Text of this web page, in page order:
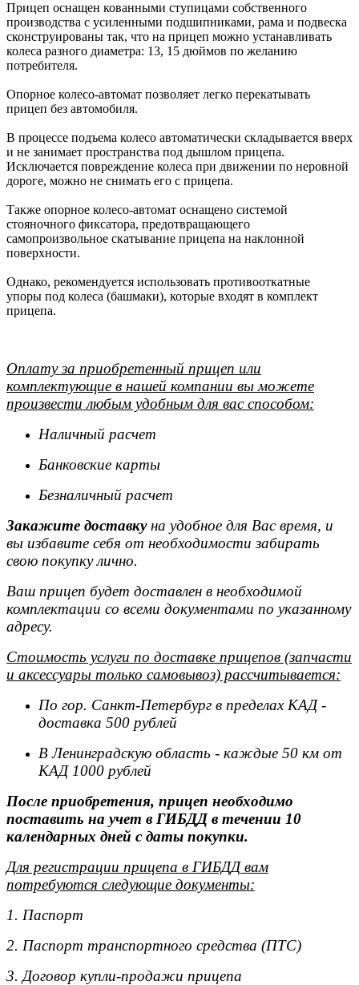
Прицеп оснащен кованными ступицами собственного
производства с усиленными подшипниками, рама и подвеска
сконструированы так, что на прицеп можно устанавливать
колеса разного диаметра: 13, 15 дюймов по желанию
потребителя.
Опорное колесо-автомат позволяет легко перекатывать
прицеп без автомобиля.
В процессе подъема колесо автоматически складывается вверх
и не занимает пространства под дышлом прицепа.
Исключается повреждение колеса при движении по неровной
дороге, можно не снимать его с прицепа.
Также опорное колесо-автомат оснащено системой
стояночного фиксатора, предотвращающего
самопроизвольное скатывание прицепа на наклонной
поверхности.
Однако, рекомендуется использовать противооткатные
упоры под колеса (башмаки), которые входят в комплект
прицепа.
Оплату за приобретенный прицеп или
комплектующие в нашей компании вы можете
произвести любым удобным для вас способом:
Наличный расчет
Банковские карты
Безналичный расчет
Закажите доставкуна удобное для Вас время, и
вы избавите себя от необходимости забирать
свою покупку лично.
Ваш прицеп будет доставлен в необходимой
комплектации со всеми документами по указанному
адресу.
Стоимость услуги по доставке прицепов (запчасти
и аксессуары только самовывоз) рассчитывается:
По гор. Санкт-Петербург в пределах КАД -
доставка 500 рублей
В Ленинградскую область - каждые 50 км от
КАД 1000 рублей
После приобретения, прицеп необходимо
поставить на учет в ГИБДД в течении 10
календарных дней с даты покупки.
Для регистрации прицепа в ГИБДД вам
потребуются следующие документы:
1. Паспорт
2. Паспорт транспортного средства (ПТС)
3. Договор купли-продажи прицепа